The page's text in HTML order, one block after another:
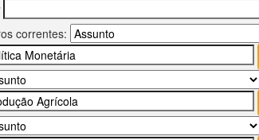
correntes: